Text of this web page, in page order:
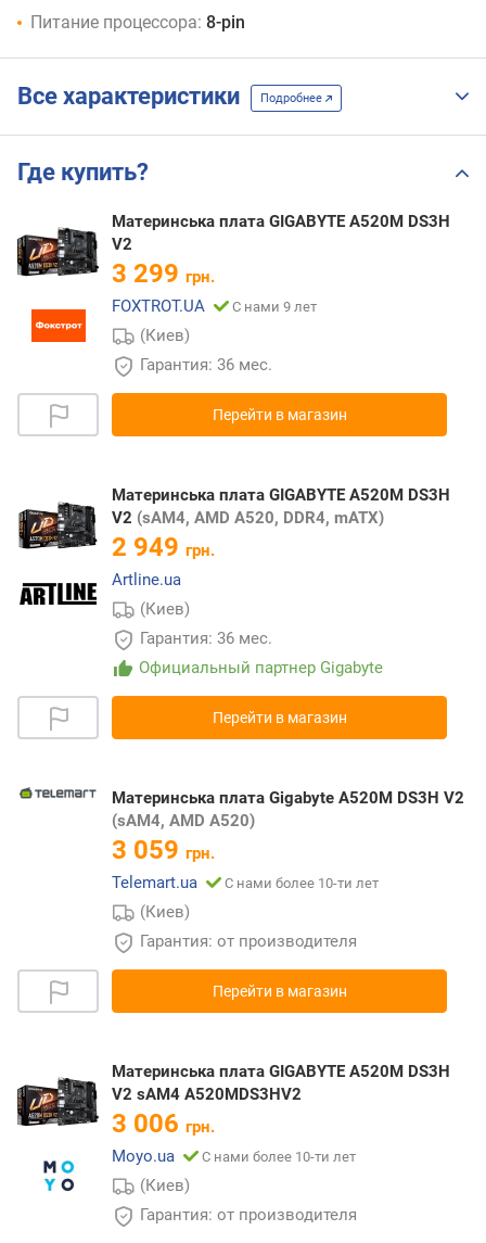
Питание процессора: 8-pin
Все характеристики Подробнее
Где купить?
Материнська плата GIGABYTE A520M DS3H
V2
3 299 грн.
FOXTROT.UA
С нами 9 лет
(Киев)
Гарантия: 36 мес.
Перейти в магазин
Материнська плата GIGABYTE A520M DS3H
V2 (sAM4, AMD A520, DDR4, mATX)
2 949 грн.
Artline.ua
(Киев)
Гарантия: 36 мес.
Официальный партнер Gigabyte
Перейти в магазин
Материнська плата Gigabyte A520M DS3H V2
(sAM4, AMD A520)
3 059 грн.
Telemart.ua
С нами более 10-ти лет
(Киев)
Гарантия: от производителя
Перейти в магазин
Материнcька плата GIGABYTE A520M DS3H
V2 sAM4 A520MDS3HV2
3 006 грн.
Moyo.ua
С нами более 10-ти лет
(Киев)
Гарантия: от производителя